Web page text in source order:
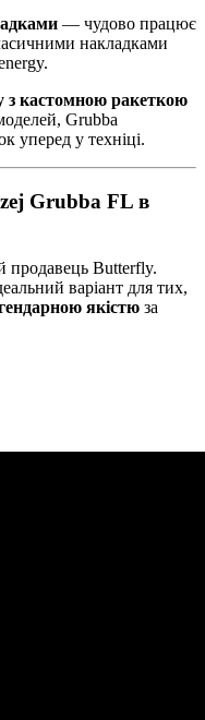
— чудово працює
накладками
з кастомною ракеткою
Grubba
уперед у техніці.
Grubba FL в
Butterfly.
варіант для тих,
якістю за